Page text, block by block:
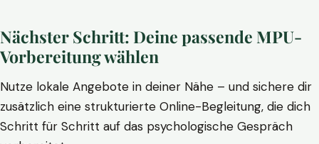
Nächster Schritt: Deine passende MPU-
Vorbereitung wählen
Nutze lokale Angebote in deiner Nähe – und sichere dir
zusätzlich eine strukturierte Online-Begleitung, die dich
Schritt für Schritt auf das psychologische Gespräch